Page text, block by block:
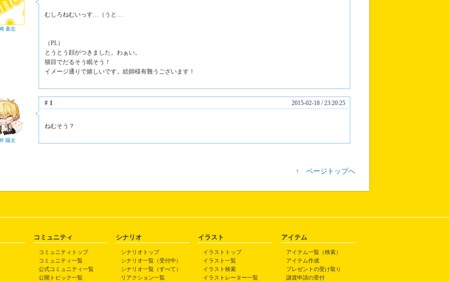
蒼志
むしろねむいっす…（うと…
（PL）
とうとう顔がつきました。わぁい。
猫目でだるそう眠そう！
イメージ通りで嬉しいです。絵師様有難うございます！
陽太
#1 2015-02-18 / 23:20:25
ねむそう？
↑ ページトップへ
コミュニティ
コミュニティトップ
コミュニティ一覧
公式コミュニティ一覧
公開トピック一覧
シナリオ
シナリオトップ
シナリオ一覧（受付中）
シナリオ一覧（すべて）
リアクション一覧
イラスト
イラストトップ
イラスト一覧
イラスト検索
イラストレーター一覧
アイテム
アイテム一覧（検索）
アイテム作成
プレゼントの受け取り
譲渡申請の受付